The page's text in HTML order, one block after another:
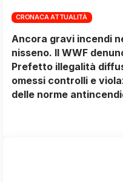
CRONACA ATTUALITÀ
Ancora gravi incendi
nisseno. Il WWF
Prefetto illegalità
omessi controlli e
delle norme